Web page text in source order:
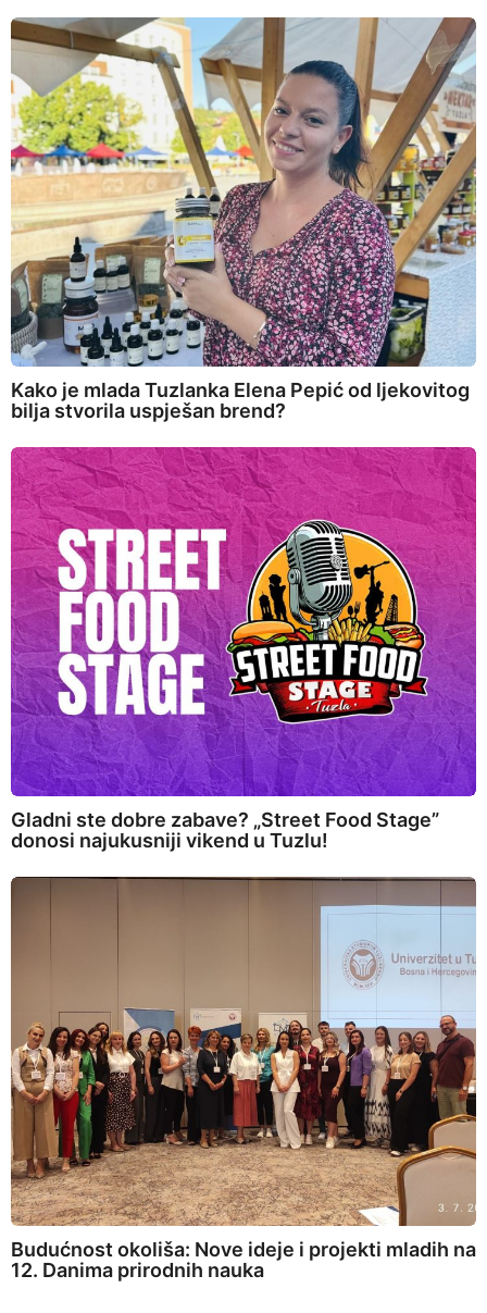
Kako je mlada Tuzlanka Elena Pepić od ljekovitog
bilja stvorila uspješan brend?
Gladni ste dobre zabave? „Street Food Stage”
donosi najukusniji vikend u Tuzlu!
Budućnost okoliša: Nove ideje i projekti mladih na
12. Danima prirodnih nauka